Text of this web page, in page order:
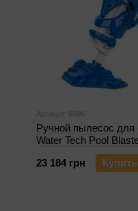
Артикул: 6996
Ручной пылесос для
Water Tech Pool
23 184 грн
Купить